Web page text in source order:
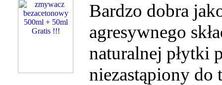
Bardzo dobra
agresywnego
naturalnej płytki
niezastąpiony